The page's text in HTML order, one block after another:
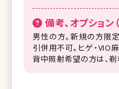
備考、オプション
男性の方。新規の方限
引併用不可。ヒゲ・VIO
背中照射希望の方は、